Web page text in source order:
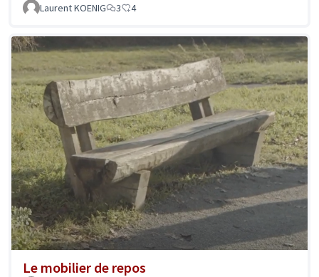
Laurent KOENIG 3 4
Le mobilier de repos